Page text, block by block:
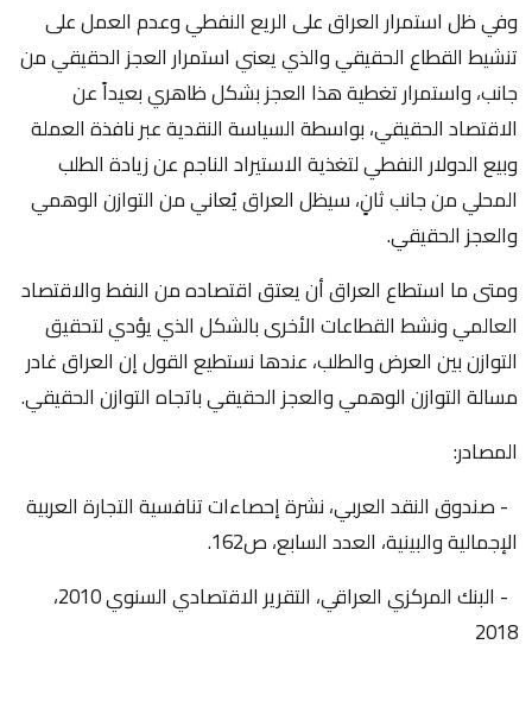
وفي ظل استمرار العراق على الريع النفطي وعدم العمل على
تنشيط القطاع الحقيقي والذي يعني استمرار العجز الحقيقي من
جانب، واستمرار تغطية هذا العجز بشكل ظاهري بعيداً عن
الاقتصاد الحقيقي، بواسطة السياسة النقدية عبر نافذة العملة
وبيع الدولار النفطي لتغذية الاستيراد الناجم عن زيادة الطلب
المحلي من جانب ثانٍ، سيظل العراق يُعاني من التوازن الوهمي
والعجز الحقيقي.
ومتى ما استطاع العراق أن يعتق اقتصاده من النفط والاقتصاد
العالمي ونشط القطاعات الأخرى بالشكل الذي يؤدي لتحقيق
التوازن بين العرض والطلب، عندها نستطيع القول إن العراق غادر
مسالة التوازن الوهمي والعجز الحقيقي باتجاه التوازن الحقيقي.
المصادر:
- صندوق النقد العربي، نشرة إحصاءات تنافسية التجارة العربية
الإجمالية والبينية، العدد السابع، ص162.
- البنك المركزي العراقي، التقرير الاقتصادي السنوي 2010،
2018